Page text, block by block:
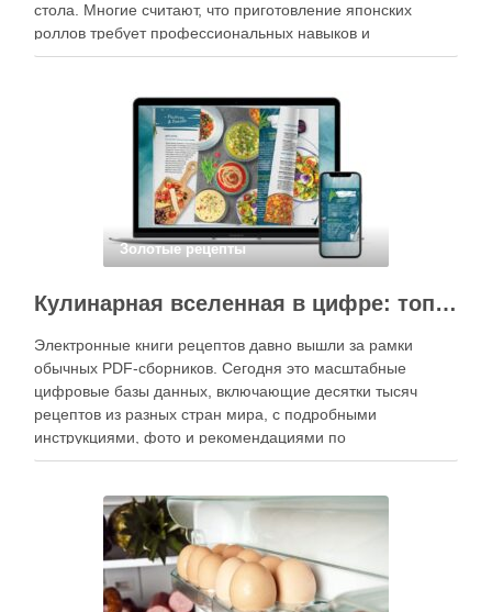
стола. Многие считают, что приготовление японских
роллов требует профессиональных навыков и
специального оборудования, однако на практике сделать
кухне. Главное — …
Золотые рецепты
Кулинарная вселенная в цифре: топ-3 самых больших электронных книг рецептов
Электронные книги рецептов давно вышли за рамки
обычных PDF-сборников. Сегодня это масштабные
цифровые базы данных, включающие десятки тысяч
рецептов из разных стран мира, с подробными
инструкциями, фото и рекомендациями по
приготовлению. В отличие от печатных изданий,
контент, расширять коллекции блюд и добавлять новые
функции. Ниже …